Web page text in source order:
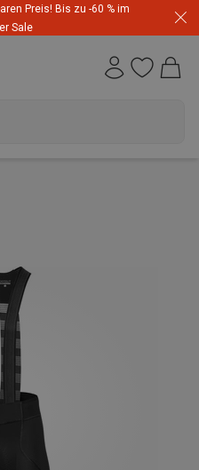
Preis! Bis zu -60 % im
Sale